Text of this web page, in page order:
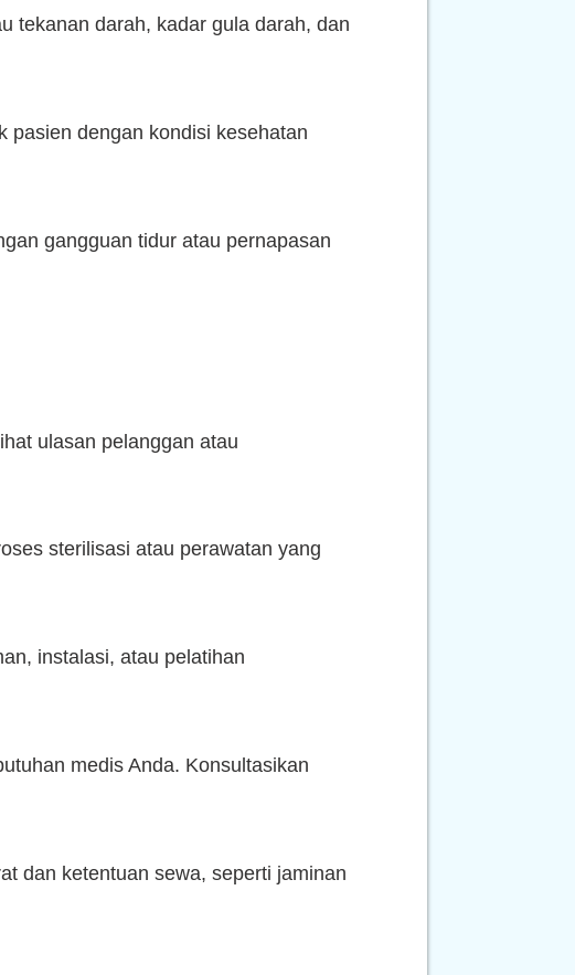
tekanan darah, kadar gula darah, dan
pasien dengan kondisi kesehatan
gangguan tidur atau pernapasan
ulasan pelanggan atau
sterilisasi atau perawatan yang
instalasi, atau pelatihan
medis Anda. Konsultasikan
dan ketentuan sewa, seperti jaminan